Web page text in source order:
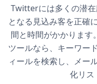
Twitterには多くの潜
となる見込み客を正確
間と時間がかかりま
ツールなら、キーワー
ィールを検索し、メー
化リス